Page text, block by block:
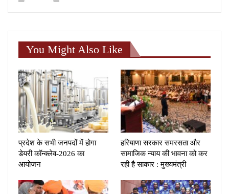
You Might Also Like
प्रदेश के सभी जनपदों में होगा
डेयरी कॉन्क्लेव-2026 का
आयोजन
हरियाणा सरकार समरसता और
सामाजिक न्याय की भावना को कर
रही है साकार : मुख्यमंत्री